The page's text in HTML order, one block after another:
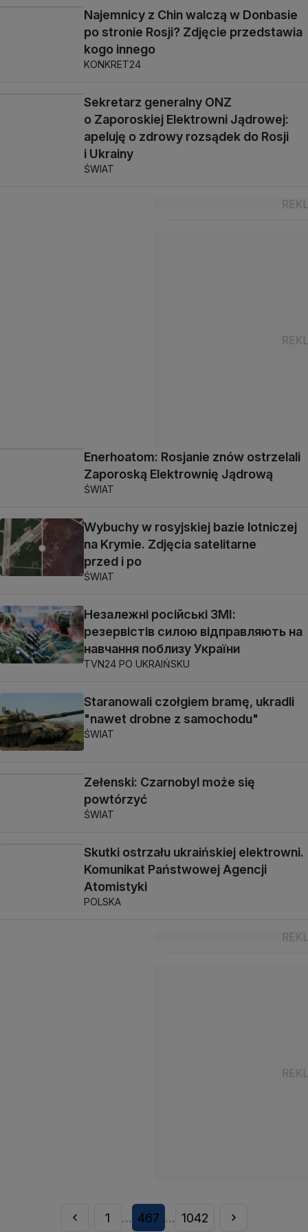
Najemnicy z Chin walczą w Donbasie
po stronie Rosji? Zdjęcie przedstawia
kogo innego
KONKRET24
Sekretarz generalny ONZ
o Zaporoskiej Elektrowni Jądrowej:
apeluję o zdrowy rozsądek do Rosji
i Ukrainy
ŚWIAT
Enerhoatom: Rosjanie znów ostrzelali
Zaporoską Elektrownię Jądrową
ŚWIAT
Wybuchy w rosyjskiej bazie lotniczej
na Krymie. Zdjęcia satelitarne
przed i po
ŚWIAT
Незалежні російські ЗМІ:
резервістів силою відправляють на
навчання поблизу України
TVN24 PO UKRAIŃSKU
Staranowali czołgiem bramę, ukradli
"nawet drobne z samochodu"
ŚWIAT
Zełenski: Czarnobyl może się
powtórzyć
ŚWIAT
Skutki ostrzału ukraińskiej elektrowni.
Komunikat Państwowej Agencji
Atomistyki
POLSKA
1 ... 467 ... 1042